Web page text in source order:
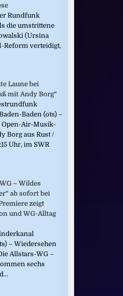
Rundfunk
die umstrittene
(Ursina
Reform verteidigt,
Laune bei
mit Andy Borg“
Baden (ots) –
Open-Air-Musik-
Borg aus Rust /
Uhr, im SWR
– Wildes
ab sofort bei
zeigt
und WG-Alltag
– Wiedersehen
Allstars-WG –
sechs